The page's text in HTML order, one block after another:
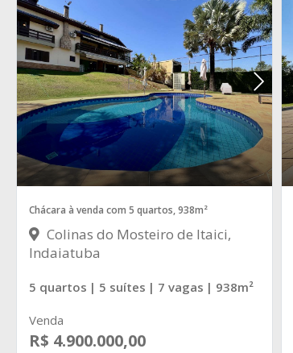
Chácara à venda com 5 quartos, 938m²
Colinas do Mosteiro de Itaici,
Indaiatuba
5 quartos | 5 suítes | 7 vagas | 938m²
Venda
R$ 4.900.000,00